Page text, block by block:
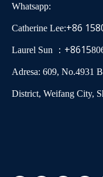
Whatsapp:
Catherine Lee:+86
Laurel Sun ： +8615
Adresa: 609, No.4931
District, Weifang City,